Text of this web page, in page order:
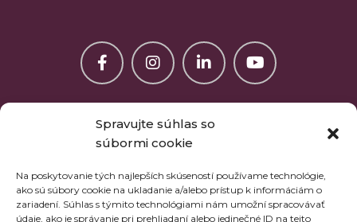
Spravujte súhlas so
súbormi cookie
Na poskytovanie tých najlepších skúseností používame technológie,
ako sú súbory cookie na ukladanie a/alebo prístup k informáciám o
zariadení. Súhlas s týmito technológiami nám umožní spracovávať
údaje, ako je správanie pri prehliadaní alebo jedinečné ID na tejto